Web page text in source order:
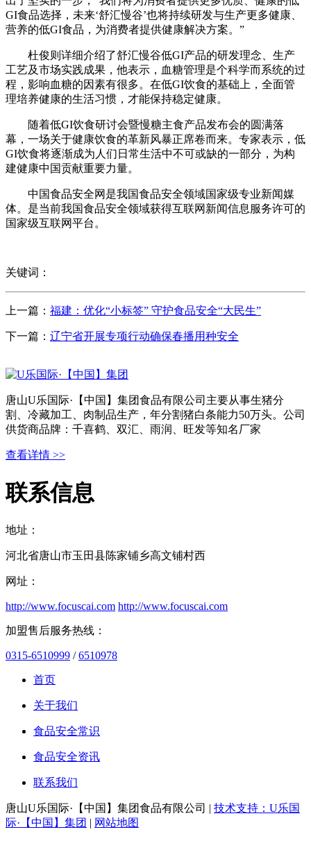
GI食品选择，未来‘舒汇慢谷’也将持续研发与生产更多健康、
营养的低GI食品，为消费者提供健康解决方案。”
杜俊则详细介绍了舒汇慢谷低GI产品的研发理念、生产
工艺及市场实践成果，他表示，血糖管理是个科学而系统的过
程，影响血糖的因素有很多。在低GI饮食的基础上，全面管
理培养健康的生活习惯，才能保持稳定健康。
随着低GI饮食研讨会暨慢糖主食产品发布会的圆满落
幕，一场关于健康饮食的革新风暴正席卷而来。专家表示，低
GI饮食将逐渐成为人们日常生活中不可或缺的一部分，为构
建健康中国贡献重要力量。
中国食品安全网是我国食品安全领域国家级专业新闻媒
体。是当前我国食品安全领域获得互联网新闻信息服务许可的
国家级互联网平台。
关键词：
上一篇： 福建：优化“小标签” 守护食品安全“大民生”
下一篇： 辽宁省开展专项行动确保春播用种安全
唐山U乐国际·【中国】集团食品有限公司主要从事生猪分
割、冷藏加工、肉制品生产，年分割猪白条能力50万头。公司
供货商品牌：千喜鹤、双汇、雨润、旺发等知名厂家
查看详情 >>
联系信息
地址：
河北省唐山市玉田县陈家铺乡高文铺村西
网址：
http://www.focuscai.com http://www.focuscai.com
加盟售后服务热线：
0315-6510999 /6510978
首页
关于我们
食品安全常识
食品安全资讯
联系我们
唐山U乐国际·【中国】集团食品有限公司 | 技术支持：U乐国
际·【中国】集团 | 网站地图